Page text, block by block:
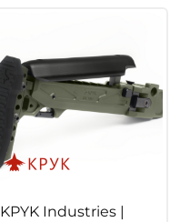
KPYK Industries |